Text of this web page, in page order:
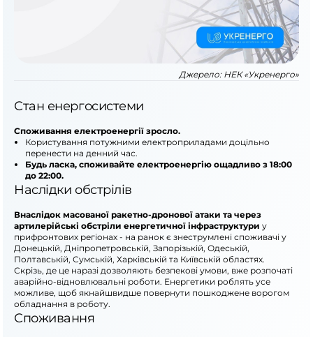
Джерело: НЕК «Укренерго»
Стан енергосистеми
Споживання електроенергії зросло.
Користування потужними електроприладами доцільно
перенести на денний час.
Будь ласка, споживайте електроенергію ощадливо з 18:00
до 22:00.
Наслідки обстрілів
Внаслідок масованої ракетно-дронової атаки та через
артилерійські обстріли енергетичної інфраструктури у
прифронтових регіонах - на ранок є знеструмлені споживачі у
Донецькій, Дніпропетровській, Запорізькій, Одеській,
Полтавській, Сумській, Харківській та Київській областях.
Скрізь, де це наразі дозволяють безпекові умови, вже розпочаті
аварійно-відновлювальні роботи. Енергетики роблять усе
можливе, щоб якнайшвидше повернути пошкоджене ворогом
обладнання в роботу.
Споживання